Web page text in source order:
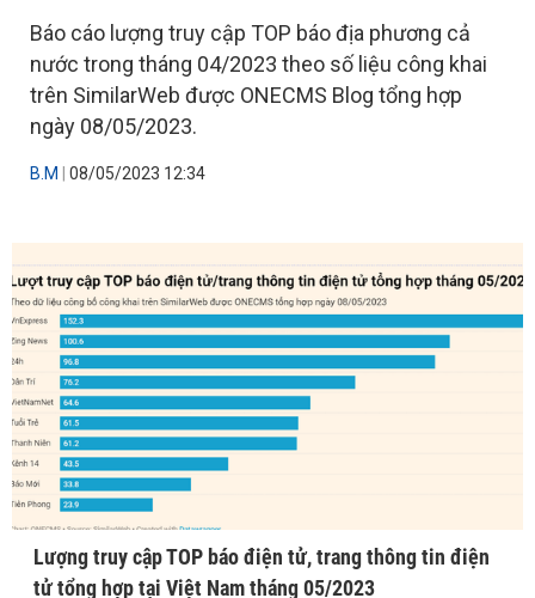
Báo cáo lượng truy cập TOP báo địa phương cả
nước trong tháng 04/2023 theo số liệu công khai
trên SimilarWeb được ONECMS Blog tổng hợp
ngày 08/05/2023.
B.M | 08/05/2023 12:34
Lượng truy cập TOP báo điện tử, trang thông tin điện
tử tổng hợp tại Việt Nam tháng 05/2023